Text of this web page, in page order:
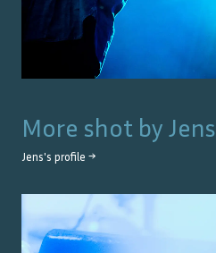
More shot by Jens
Jens's profile →